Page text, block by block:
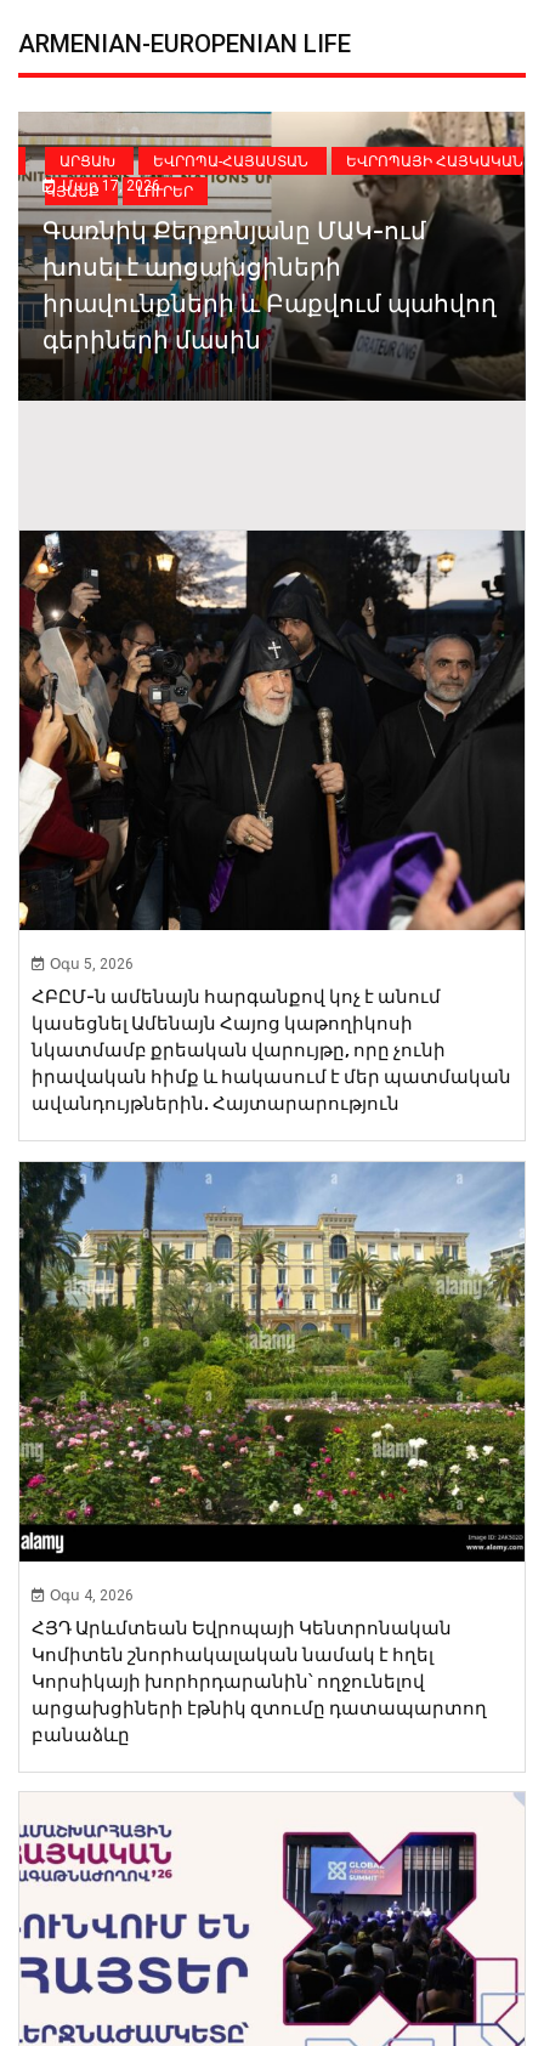
ARMENIAN-EUROPENIAN LIFE
ԱՐՑԱԽ ԵՎՐՈՊԱ-ՀԱՅԱՍՏԱՆ
ԵՎՐՈՊԱՅԻ ՀԱՅԿԱԿԱՆ
ԿՅԱՆՔ
ԼՈՒՐԵՐ
Մար 17, 2026
Գառնիկ Քերքոնյանը ՄԱԿ-ում
խոսել է արցախցիների
իրավունքների և Բաքվում պահվող
գերիների մասին
Օգս 5, 2026
ՀԲԸՄ-ն ամենայն հարգանքով կոչ է անում
կասեցնել Ամենայն Հայոց կաթողիկոսի
նկատմամբ քրեական վարույթը, որը չունի
իրավական հիմք և հակասում է մեր պատմական
ավանդույթներին. Հայտարարություն
Օգս 4, 2026
ՀՅԴ Արևմտեան Եվրոպայի Կենտրոնական
Կոմիտեն շնորհակալական նամակ է հղել
Կորսիկայի խորհրդարանին՝ ողջունելով
արցախցիների էթնիկ զտումը դատապարտող
բանաձևը